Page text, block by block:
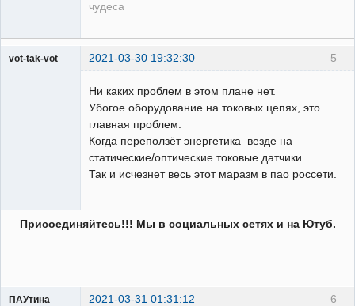
чудеса
5
vot-tak-vot 2021-03-30 19:32:30
Ни каких проблем в этом плане нет.
Убогое оборудование на токовых цепях, это
главная проблем.
Когда переползёт энергетика везде на
статические/оптические токовые датчики.
Так и исчезнет весь этот маразм в пао россети.
Присоединяйтесь!!! Мы в социальных сетях и на Ютуб.
6
ПАУтина 2021-03-31 01:31:12